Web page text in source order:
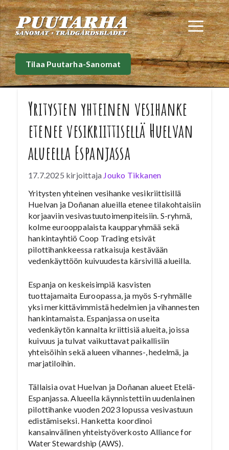
Siirry
sisältöön
Tilaa Puutarha-Sanomat
Yritysten yhteinen vesihanke
etenee vesikriittisellä Huelvan
alueella Espanjassa
17.7.2025 kirjoittaja Jouko Tikkanen
Yritysten yhteinen vesihanke vesikriittisillä
Huelvan ja Doñanan alueilla etenee tilakohtaisiin
korjaaviin vesivastuutoimenpiteisiin. S-ryhmä,
kolme eurooppalaista kaupparyhmää sekä
hankintayhtiö Coop Trading etsivät
pilottihankkeessa ratkaisuja kestävään
vedenkäyttöön kuivuudesta kärsivillä alueilla.
Espanja on keskeisimpiä kasvisten
tuottajamaita Euroopassa, ja myös S-ryhmälle
yksi merkittävimmistä hedelmien ja vihannesten
hankintamaista. Espanjassa on useita
vedenkäytön kannalta kriittisiä alueita, joissa
kuivuus ja tulvat vaikuttavat paikallisiin
yhteisöihin sekä alueen vihannes-, hedelmä, ja
marjatiloihin.
Tällaisia ovat Huelvan ja Doñanan alueet Etelä-
Espanjassa. Alueella käynnistettiin uudenlainen
pilottihanke vuoden 2023 lopussa vesivastuun
edistämiseksi. Hanketta koordinoi
kansainvälinen yhteistyöverkosto Alliance for
Water Stewardship (AWS).